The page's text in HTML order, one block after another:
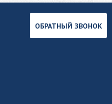
ОБРАТНЫЙ ЗВОНОК